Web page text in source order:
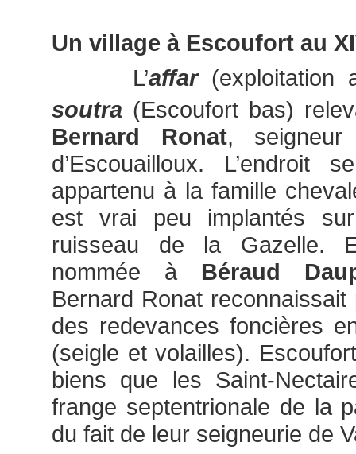
Un village à Escoufort au
L’affar
soutra (Escoufort bas)
Bernard Ronat, seigneur
d’Escouailloux. L’endroit
appartenu à la famille
est vrai peu implantés
ruisseau de la Gazelle.
nommée à Béraud
Bernard Ronat
des redevances foncières
(seigle et volailles).
biens que les Saint-
frange septentrionale de la
du fait de leur seigneurie de